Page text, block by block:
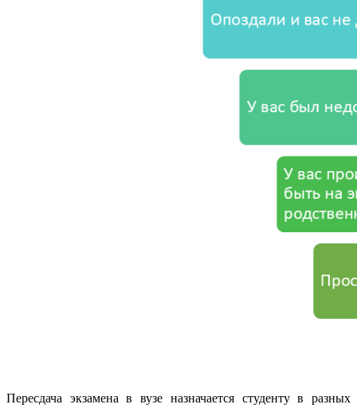
Пересдача экзамена в вузе назначается студенту в разных